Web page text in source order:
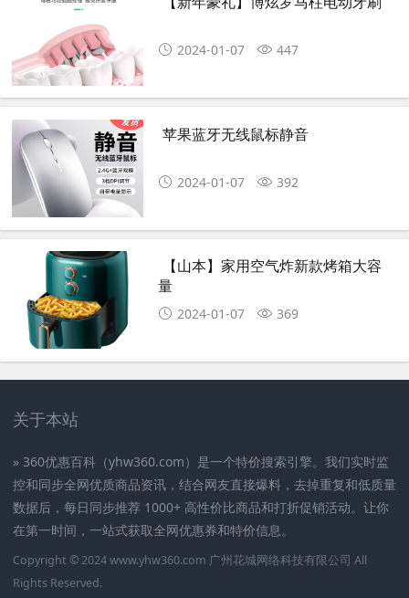
2024-01-07 447
苹果蓝牙无线鼠标静音
2024-01-07 392
【山本】家用空气炸新款烤箱大容
量
2024-01-07 369
关于本站
» 360优惠百科（yhw360.com）是一个特价搜索引擎。我们实时监
控和同步全网优质商品资讯，结合网友直接爆料，去掉重复和低质量
数据后，每日同步推荐 1000+ 高性价比商品和打折促销活动。让你
在第一时间，一站式获取全网优惠券和特价信息。
Copyright © 2024www.yhw360.com 广州花城网络科技有限公司 All
Rights Reserved.